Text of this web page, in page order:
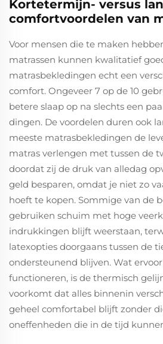
Kortetermijn- versus
comfortvoordelen van
Voor mensen die te maken
matrassen kunnen kwalitatief
matrasbekledingen echt een
comfort. Ongeveer 7 op de 10
betere slaap op na slechts een
dingen. De voordelen duren ook
meeste matrasbekledingen de
matras verlengen met tussen de
doordat zij de druk van alledag
geld besparen, omdat je niet zo
hoeft te kopen. Sommige van de
gebruiken schuim met hoge
indrukkingen blijft weerstaan,
latexopties doorgaans tussen de
ondersteunend blijven. Wat
functioneren, is de thermisch
voorkomt dat alles binnenin
geheel comfortabel blijft zonder
oneffenheden die in de tijd